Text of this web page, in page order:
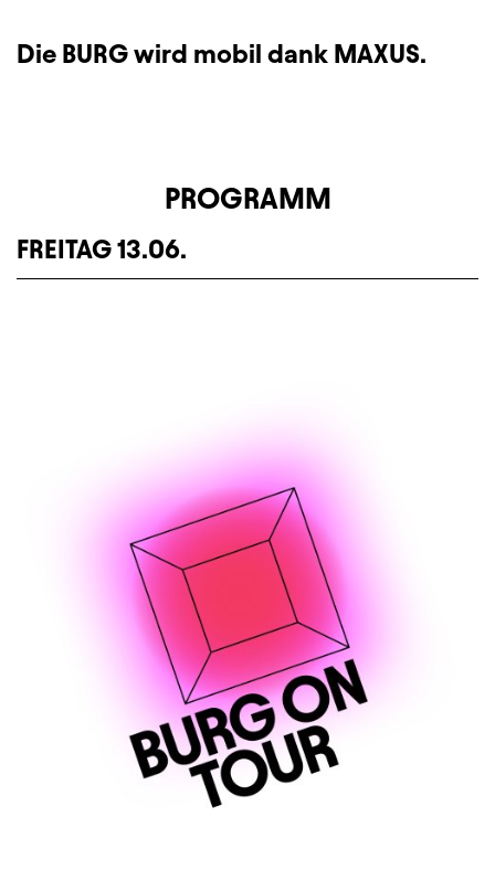
Die BURG wird mobil dank MAXUS.
PROGRAMM
FREITAG 13.06.